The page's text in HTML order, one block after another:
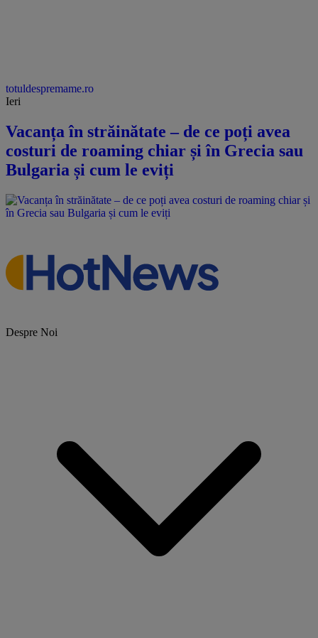
totuldespremame.ro
Ieri
Vacanța în străinătate – de ce poți avea
costuri de roaming chiar și în Grecia sau
Bulgaria și cum le eviți
Despre Noi